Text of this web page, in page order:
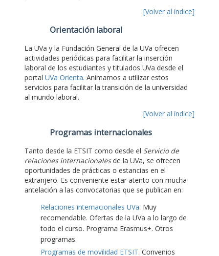
[Volver al índice]
Orientación laboral
La UVa y la Fundación General de la UVa ofrecen
actividades periódicas para facilitar la inserción
laboral de los estudiantes y titulados UVa desde el
portal UVa Orienta. Animamos a utilizar estos
servicios para facilitar la transición de la universidad
al mundo laboral.
[Volver al índice]
Programas internacionales
Tanto desde la ETSIT como desde el Servicio de
relaciones internacionalesde la UVa, se ofrecen
oportunidades de prácticas o estancias en el
extranjero. Es conveniente estar atento con mucha
antelación a las convocatorias que se publican en:
Relaciones internacionales UVa. Muy
recomendable. Ofertas de la UVa a lo largo de
todo el curso. Programa Erasmus+. Otros
programas.
Programas de movilidad ETSIT. Convenios